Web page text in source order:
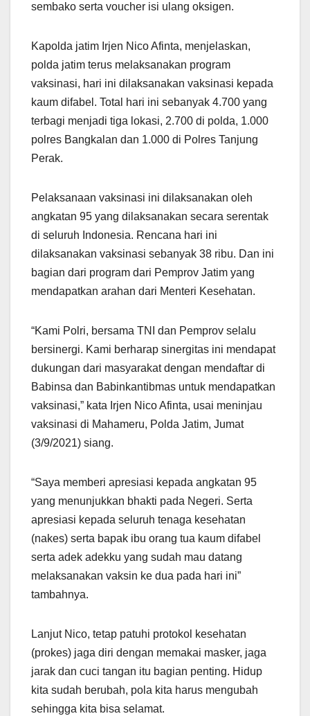
sembako serta voucher isi ulang oksigen.
Kapolda jatim Irjen Nico Afinta, menjelaskan,
polda jatim terus melaksanakan program
vaksinasi, hari ini dilaksanakan vaksinasi kepada
kaum difabel. Total hari ini sebanyak 4.700 yang
terbagi menjadi tiga lokasi, 2.700 di polda, 1.000
polres Bangkalan dan 1.000 di Polres Tanjung
Perak.
Pelaksanaan vaksinasi ini dilaksanakan oleh
angkatan 95 yang dilaksanakan secara serentak
di seluruh Indonesia. Rencana hari ini
dilaksanakan vaksinasi sebanyak 38 ribu. Dan ini
bagian dari program dari Pemprov Jatim yang
mendapatkan arahan dari Menteri Kesehatan.
“Kami Polri, bersama TNI dan Pemprov selalu
bersinergi. Kami berharap sinergitas ini mendapat
dukungan dari masyarakat dengan mendaftar di
Babinsa dan Babinkantibmas untuk mendapatkan
vaksinasi,” kata Irjen Nico Afinta, usai meninjau
vaksinasi di Mahameru, Polda Jatim, Jumat
(3/9/2021) siang.
“Saya memberi apresiasi kepada angkatan 95
yang menunjukkan bhakti pada Negeri. Serta
apresiasi kepada seluruh tenaga kesehatan
(nakes) serta bapak ibu orang tua kaum difabel
serta adek adekku yang sudah mau datang
melaksanakan vaksin ke dua pada hari ini”
tambahnya.
Lanjut Nico, tetap patuhi protokol kesehatan
(prokes) jaga diri dengan memakai masker, jaga
jarak dan cuci tangan itu bagian penting. Hidup
kita sudah berubah, pola kita harus mengubah
sehingga kita bisa selamat.